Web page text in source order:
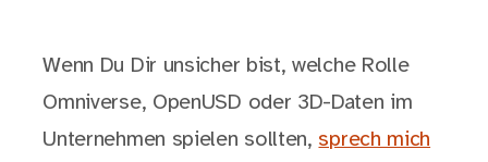
Wenn Du Dir unsicher bist, welche Rolle
Omniverse, OpenUSD oder 3D-Daten im
Unternehmen spielen sollten, sprech mich